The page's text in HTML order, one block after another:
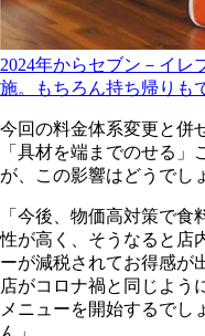
2024年からセブン－イレ
施。もちろん持ち帰りも
今回の料金体系変更と併
「具材を端までのせる
が、この影響はどうでし
「今後、物価高対策で
性が高く、そうなると店
ーが減税されてお得感が
店がコロナ禍と同じよう
メニューを開始するでし
ん」